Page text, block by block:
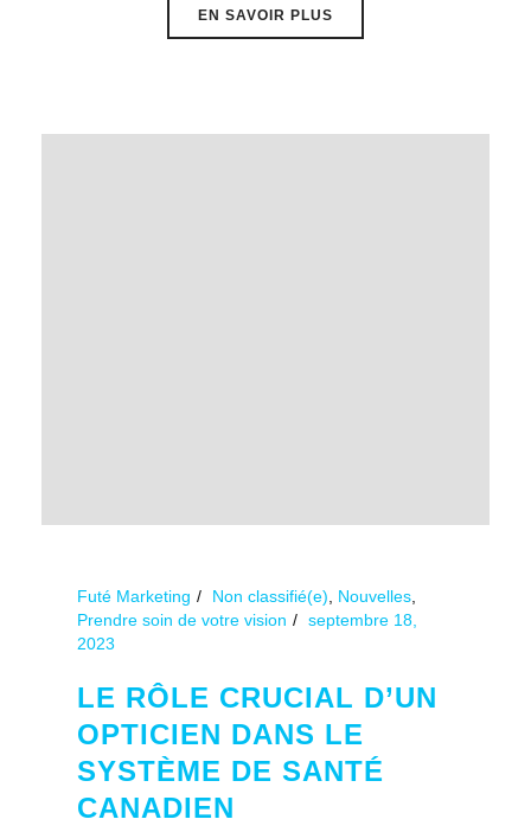
EN SAVOIR PLUS
Futé Marketing Non classifié(e), Nouvelles,
Prendre soin de votre vision
septembre 18,
2023
LE RÔLE CRUCIAL D’UN
OPTICIEN DANS LE
SYSTÈME DE SANTÉ
CANADIEN